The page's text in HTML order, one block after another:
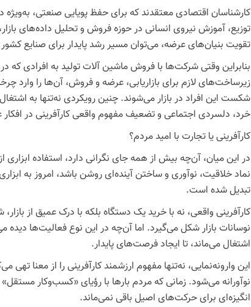
کارشناسان اقتصادی معتقدند که برای حفظ پویایی صنعتی،
توزیع، آموزش نیروی انسانی در حوزه فروش و تحلیل داده‌های
تقویت بنیان‌های عرضه، می‌توان مسیر رشد پایدار برای صنایع کشور
بنابراین وقتی شرکت‌ها با فروش ماشین آلات تولید به افرادی
زیرساخت‌های لازم برای بازاریابی، عرضه و فروش، آن‌ها را وارد
شکست این افراد در بازار می‌شوند. چنین رویکردی نه‌تنها به
خرد، دلسردی اجتماعی و تضعیف مفهوم واقعی کارآفرینی در
کارآفرینی یا تجارت با امید مردم؟
در این میان، آن‌چه بیش از همه جای نگرانی دارد، استفاده
نماد خلاقیت، نوآوری و ساختن آینده‌ای روشن باشد، امروز به
تبدیل شده است.
کارآفرینی واقعی، نه با خرید یک دستگاه بلکه با درک عمیق از
نوسانات بازار شکل می‌گیرد. اما آن‌چه در این نوع فعالیت‌ها
اشتغال می‌ماند، تا ایجاد فرصت‌های پایدار.
این وارونه‌نمایی، نه‌تنها مفهوم ارزشمند کارآفرینی را از معنا
نوآورانه می‌شود. زمانی که مردم بارها با رؤیای «کسب‌وکار
انگیزه‌ای برای حرکت‌های اصیل باقی نمی‌ماند.